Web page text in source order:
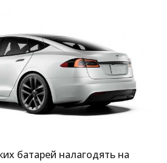
батарей налагодять на